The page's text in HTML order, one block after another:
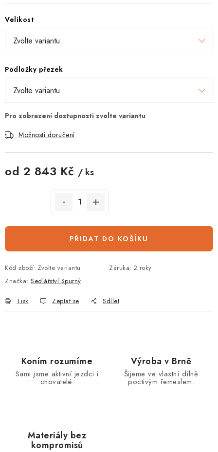
Velikost
Podložky přezek
Možnosti doručení
od 2 843 Kč / ks
PŘIDAT DO KOŠÍKU
Kód zboží: Zvolte variantu Záruka: 2 roky
Značka: Sedlářství Spurný
Tisk Zeptat se Sdílet
Koním rozumíme
Sami jsme aktivní jezdci i
chovatelé.
Výroba v Brně
Šijeme ve vlastní dílně
poctivým řemeslem.
Materiály bez
kompromisů